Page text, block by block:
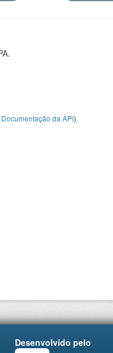
Documentação da API).
Desenvolvido pelo